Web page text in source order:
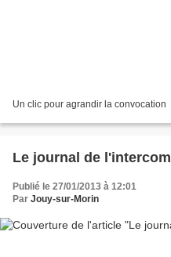
Un clic pour agrandir la convocation
Le journal de
Publié le 27/01/2013 à 12:01
Par Jouy-sur-Morin